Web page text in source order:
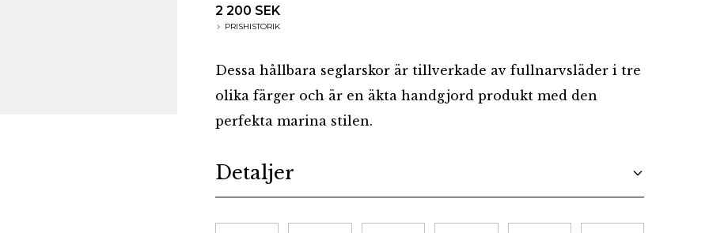
2 200 SEK
PRISHISTORIK
Dessa hållbara seglarskor är tillverkade av fullnarvsläder i tre
olika färger och är en äkta handgjord produkt med den
perfekta marina stilen.
Detaljer